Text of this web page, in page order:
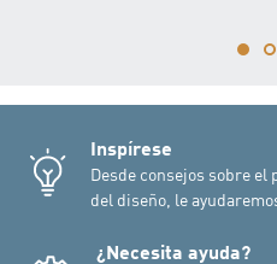
Inspírese
Desde consejos sobre
del diseño, le
¿Necesita ayuda?